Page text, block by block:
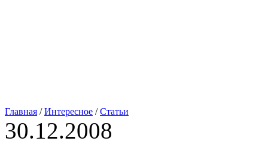
Главная /Интересное /Статьи
30.12.2008